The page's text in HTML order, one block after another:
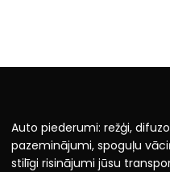
Auto piederumi: režģi,
pazeminājumi, spoguļu
stilīgi risinājumi jūsu